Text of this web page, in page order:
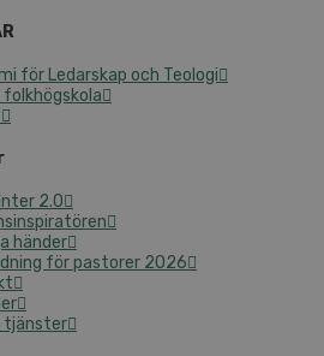
för Ledarskap och Teologi
folkhögskola
2.0
händer
för pastorer 2026
tjänster